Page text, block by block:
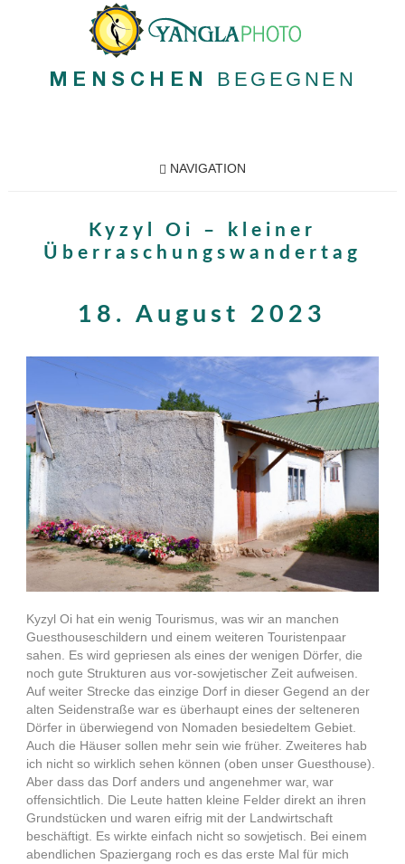
MENSCHEN BEGEGNEN
NAVIGATION
Kyzyl Oi – kleiner
Überraschungswandertag
18. August 2023
Kyzyl Oi hat ein wenig Tourismus, was wir an manchen
Guesthouseschildern und einem weiteren Touristenpaar
sahen. Es wird gepriesen als eines der wenigen Dörfer, die
noch gute Strukturen aus vor-sowjetischer Zeit aufweisen.
Auf weiter Strecke das einzige Dorf in dieser Gegend an der
alten Seidenstraße war es überhaupt eines der selteneren
Dörfer in überwiegend von Nomaden besiedeltem Gebiet.
Auch die Häuser sollen mehr sein wie früher. Zweiteres hab
ich nicht so wirklich sehen können (oben unser Guesthouse).
Aber dass das Dorf anders und angenehmer war, war
offensichtlich. Die Leute hatten kleine Felder direkt an ihren
Grundstücken und waren eifrig mit der Landwirtschaft
beschäftigt. Es wirkte einfach nicht so sowjetisch. Bei einem
abendlichen Spaziergang roch es das erste Mal für mich